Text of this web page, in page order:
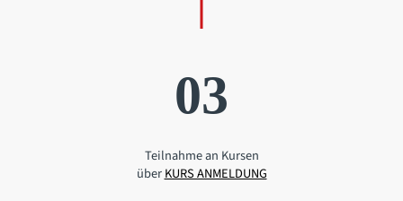
03
Teilnahme an Kursen
überKURS ANMELDUNG